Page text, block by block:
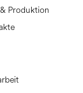
Produktion